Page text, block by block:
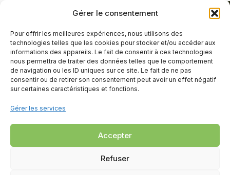
Gérer le consentement
Pour offrir les meilleures expériences, nous utilisons des
technologies telles que les cookies pour stocker et/ou accéder aux
informations des appareils. Le fait de consentir à ces technologies
nous permettra de traiter des données telles que le comportement
de navigation ou les ID uniques sur ce site. Le fait de ne pas
consentir ou de retirer son consentement peut avoir un effet négatif
sur certaines caractéristiques et fonctions.
Gérer les services
Accepter
Refuser